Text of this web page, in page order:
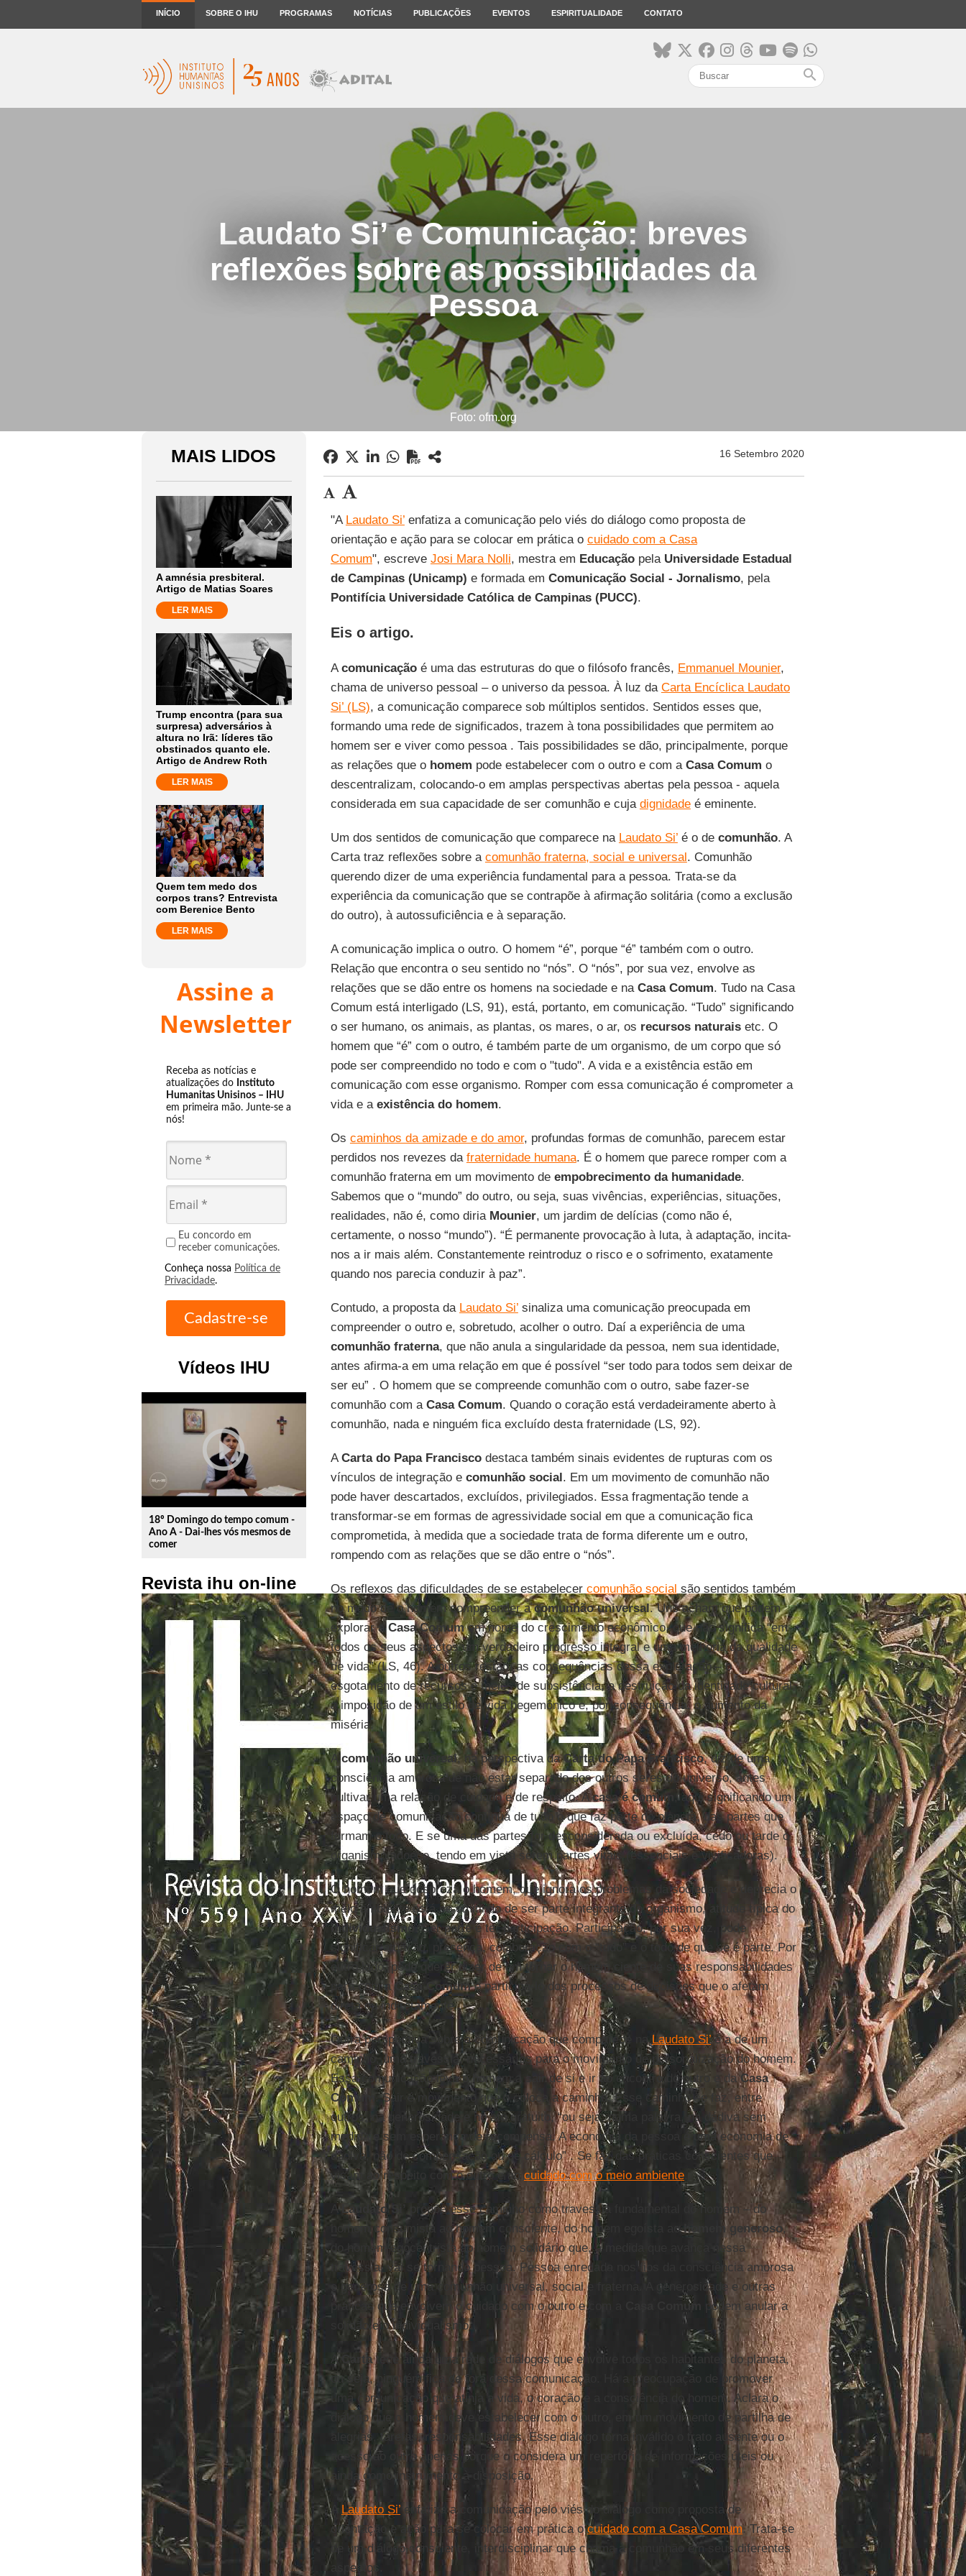
INÍCIO SOBRE O IHU PROGRAMAS NOTÍCIAS PUBLICAÇÕES EVENTOS ESPIRITUALIDADE CONTATO
search
Laudato Si’ e Comunicação: breves
reflexões sobre as possibilidades da
Pessoa
Foto: ofm.org
MAIS LIDOS
A amnésia presbiteral.
Artigo de Matias Soares
LER MAIS
Trump encontra (para sua
surpresa) adversários à
altura no Irã: líderes tão
obstinados quanto ele.
Artigo de Andrew Roth
LER MAIS
Quem tem medo dos
corpos trans? Entrevista
com Berenice Bento
LER MAIS
Assine a
Newsletter
Receba as notícias e
atualizações do Instituto
Humanitas Unisinos – IHU
em primeira mão. Junte-se a
nós!
Eu concordo em
receber comunicações.
Conheça nossa Política de
Privacidade.
Vídeos IHU
play_circle_outline
18º Domingo do tempo comum -
Ano A - Dai-lhes vós mesmos de
comer
Revista ihu on-line
16 Setembro 2020
"A Laudato Si’enfatiza a comunicação pelo viés do diálogo como proposta de
orientação e ação para se colocar em prática o cuidado com a Casa
Comum", escreve Josi Mara Nolli, mestra em Educaçãopela Universidade Estadual
de Campinas (Unicamp) e formada em Comunicação Social - Jornalismo, pela
Pontifícia Universidade Católica de Campinas (PUCC).
Eis o artigo.
Acomunicaçãoé uma das estruturas do que o filósofo francês, Emmanuel Mounier,
chama de universo pessoal – o universo da pessoa. À luz da Carta Encíclica Laudato
Si’ (LS), a comunicação comparece sob múltiplos sentidos. Sentidos esses que,
formando uma rede de significados, trazem à tona possibilidades que permitem ao
homem ser e viver como pessoa . Tais possibilidades se dão, principalmente, porque
as relações que o homem pode estabelecer com o outro e com a Casa Comum o
descentralizam, colocando-o em amplas perspectivas abertas pela pessoa - aquela
considerada em sua capacidade de ser comunhão e cuja dignidadeé eminente.
Um dos sentidos de comunicação que comparece na Laudato Si’é o de comunhão. A
Carta traz reflexões sobre a comunhão fraterna, social e universal. Comunhão
querendo dizer de uma experiência fundamental para a pessoa. Trata-se da
experiência da comunicação que se contrapõe à afirmação solitária (como a exclusão
do outro), à autossuficiência e à separação.
A comunicação implica o outro. O homem “é”, porque “é” também com o outro.
Relação que encontra o seu sentido no “nós”. O “nós”, por sua vez, envolve as
relações que se dão entre os homens na sociedade e na Casa Comum. Tudo na Casa
Comum está interligado (LS, 91), está, portanto, em comunicação. “Tudo” significando
o ser humano, os animais, as plantas, os mares, o ar, os recursos naturaisetc. O
homem que “é” com o outro, é também parte de um organismo, de um corpo que só
pode ser compreendido no todo e com o "tudo". A vida e a existência estão em
comunicação com esse organismo. Romper com essa comunicação é comprometer a
vida e a existência do homem.
Os caminhos da amizade e do amor, profundas formas de comunhão, parecem estar
perdidos nos revezes da fraternidade humana. É o homem que parece romper com a
comunhão fraterna em um movimento de empobrecimento da humanidade.
Sabemos que o “mundo” do outro, ou seja, suas vivências, experiências, situações,
realidades, não é, como diria Mounier, um jardim de delícias (como não é,
certamente, o nosso “mundo”). “É permanente provocação à luta, à adaptação, incita-
nos a ir mais além. Constantemente reintroduz o risco e o sofrimento, exatamente
quando nos parecia conduzir à paz”.
Contudo, a proposta da Laudato Si’sinaliza uma comunicação preocupada em
compreender o outro e, sobretudo, acolher o outro. Daí a experiência de uma
comunhão fraterna, que não anula a singularidade da pessoa, nem sua identidade,
antes afirma-a em uma relação em que é possível “ser todo para todos sem deixar de
ser eu” . O homem que se compreende comunhão com o outro, sabe fazer-se
comunhão com a Casa Comum. Quando o coração está verdadeiramente aberto à
comunhão, nada e ninguém fica excluído desta fraternidade (LS, 92).
ACarta do Papa Franciscodestaca também sinais evidentes de rupturas com os
vínculos de integração e comunhão social. Em um movimento de comunhão não
pode haver descartados, excluídos, privilegiados. Essa fragmentação tende a
transformar-se em formas de agressividade social em que a comunicação fica
comprometida, à medida que a sociedade trata de forma diferente um e outro,
rompendo com as relações que se dão entre o “nós”.
Os reflexos das dificuldades de se estabelecer comunhão social são sentidos também
no modo de o homem compreender acomunhão universal. Uns acham que podem
explorar a Casa Comumem nome do crescimento econômico, que não significa “em
todos os seus aspectos um verdadeiro progresso integral e uma melhoria da qualidade
de vida” (LS, 46). A outros restam as consequências dessa exploração – o
esgotamento de recursos e meios de subsistência, a destruição da identidade cultural,
a imposição de um estilo de vida hegemônico e, por consequência, o aumento da
miséria.
A comunhão universal, na perspectiva daCarta do Papa Francisco, diz de uma
consciência amorosa de não estar separado dos outros seres do universo, antes
cultivar uma relação de cuidado e de respeito. Acasa é comum , aqui significando um
espaço de comunicação contínua de tudo o que faz parte do planeta, das partes que
formam o todo. E se uma das partes for desconsiderada ou excluída, cedo ou tarde o
organismo adoece, tendo em vista serem partes vitais (essenciais e vivificadoras).
O homem que despreza o homem, que ignora os problemas da sociedade e deprecia o
meio ambiente está se omitindo de ser parte integrante do organismo, atitude típica do
individualismo. Ser parte é ter participação. Participação, por sua vez, pode
significar atuação, presença, colaboração com o “tudo” e o todo de que se é parte. Por
outro lado, pode querer dizer de um tornar o homem ciente de suas responsabilidades
para com aCasa Comume participá-lo dos processos de decisões que o afetam
direta ou indiretamente.
Outra perspectiva sobre a comunicação que comparece naLaudato Si’é a de um
caminho, uma travessia, necessários para o movimento de personalização do homem.
Essa comunicação leva o homem a sair de si e ir ao encontro do outro e daCasa
Comum
. Sair é movimento que o coloca a caminho. Esse caminho se faz, entre
outros, na generosidade e no ato gratuito, “ou seja, numa palavra, na dádiva sem
medida e sem esperança de recompensa. A economia da pessoa é uma economia de
dádiva, não de compensação ou de cálculo” . Se faz das práticas conscientes que
visam ao respeito com o outro e ao cuidado com o meio ambiente.
A Laudato Si’
propõe esse caminho como travessia fundamental do homem – do
homem consumista ao homem consciente, do homem egoísta aohomem generoso,
do homem egocentrista ao homem solidário que, à medida que avança nessa
travessia, vai se tornando pessoa. Pessoa enredada nos fios da consciência amorosa
e generosa de uma comunhão universal, social e fraterna. A generosidade e outras
práticas que envolvem o cuidado com o outro e com a
Casa Comum
podem anular a
solidão e o individualismo.
A Cartatece ainda uma rede de diálogos que envolve todos os habitantes do planeta,
ou seja, ninguém fica de fora dessa comunicação. Há a preocupação de promover
uma comunicação que atinja a vida, o coração e a consciência do homem. Aclara o
diálogo que o homem deve estabelecer com o outro, em um movimento de partilha de
alegrias, tarefas, responsabilidades. Esse diálogo torna inválido o trato ausente ou o
acesso ao outro apenas porque o considera um repertório de informações úteis ou
ainda como instrumento à disposição.
A Laudato Si’enfatiza a comunicação pelo viés do diálogo como proposta de
orientação e ação para se colocar em prática ocuidado com a Casa Comum. Trata-se
de um diálogo consciente, interdisciplinar que chama à comunhão em seus diferentes
aspectos.